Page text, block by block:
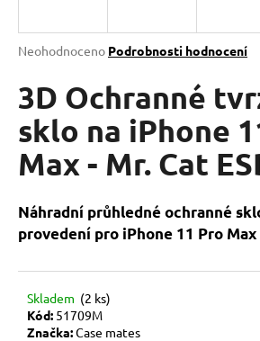
Průměrné
produktu
je
z
5
hvězdiček.
Neohodnoceno Podrobnosti hodnocení
3D Ochranné
sklo na iPhone
Max - Mr. Cat
Náhradní průhledné ochranné
provedení pro iPhone 11 Pro Max
Skladem (2 ks)
Kód: 51709M
Značka:Case mates
j
t
?
HLEDAT
o
p